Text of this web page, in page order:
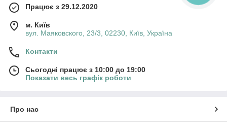
Працює з 29.12.2020
м. Київ
вул. Маяковского, 23/3, 02230, Київ, Україна
Контакти
Сьогодні працює з 10:00 до 19:00
Показати весь графік роботи
Про нас